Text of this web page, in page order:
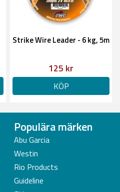
Strike Wire Leader - 6 kg, 5m
125 kr
KÖP
Populära märken
Abu Garcia
Westin
Rio Products
Guideline